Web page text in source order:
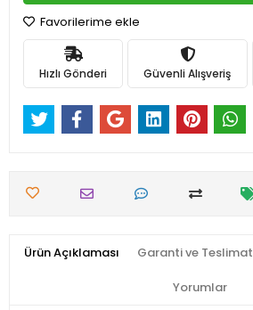
Favorilerime ekle
Hızlı Gönderi Güvenli Alışveriş
Ürün Açıklaması Garanti ve Teslimat
Yorumlar